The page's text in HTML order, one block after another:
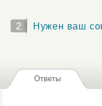
2 Нужен ваш
Ответы